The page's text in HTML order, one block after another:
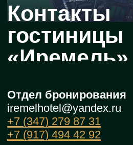
Городской транспорт
Из аэропорта Вы можете
добраться до нас на такси или на
автобусе – маршрут № 110С – до
остановки «Уфимский колледж
Отдел бронирования
iremelhotel@yandex.ru
+7 (347) 279 87 31
+7 (917) 494 42 92
Адрес
450022, Республика Башкортостан,